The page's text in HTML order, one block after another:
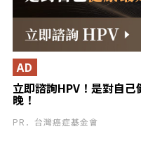
立即諮詢HPV！是對自
晚！
AD
PR．台灣癌症基金會